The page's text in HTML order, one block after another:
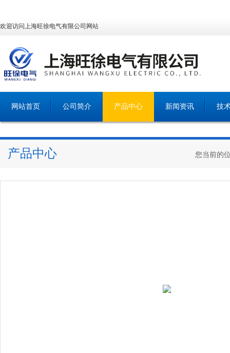
欢迎访问上海旺徐电气有限公司网站
网站首页 公司简介 产品中心 新闻资讯 技
产品中心 您当前的